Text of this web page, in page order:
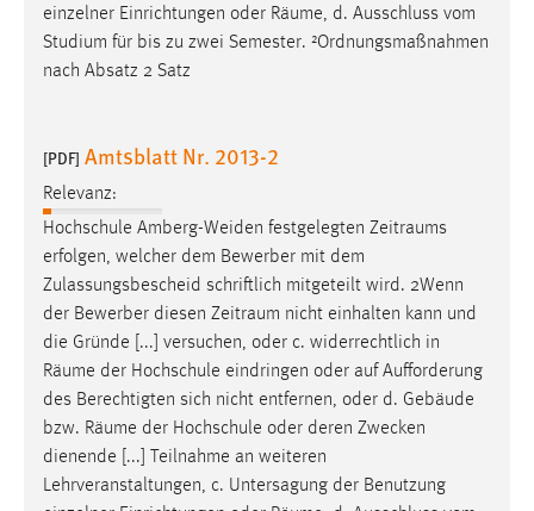
einzelner Einrichtungen oder Räume, d. Ausschluss vom
Studium für bis zu zwei Semester. ²Ordnungsmaßnahmen
nach Absatz 2 Satz
[PDF] Amtsblatt Nr. 2013-2
Relevanz:
Hochschule Amberg-Weiden festgelegten Zeitraums
erfolgen, welcher dem Bewerber mit dem
Zulassungsbescheid schriftlich mitgeteilt wird. 2Wenn
der Bewerber diesen Zeitraum nicht einhalten kann und
die Gründe [...] versuchen, oder c. widerrechtlich in
Räume der Hochschule eindringen oder auf Aufforderung
des Berechtigten sich nicht entfernen, oder d. Gebäude
bzw. Räume der Hochschule oder deren Zwecken
dienende [...] Teilnahme an weiteren
Lehrveranstaltungen, c. Untersagung der Benutzung
site-language-preference
Zweck:
Das Cookie speichert die gewählte Sprache der Website.
30 Tage
Chat
Name:
MibewSessionID, MIBEW_UserID, mibew_locale, mibew-
chat-frame-style-5e9dbeb1811c0446
Zweck:
Wird benötigt um die Chatfunktion nutzen zu können.
Cookie Laufzeit:
MibewSessionID, mibew-chat-frame-style-
5e9dbeb1811c0446 = Sitzungslaufzeit, mibew_locale = 3